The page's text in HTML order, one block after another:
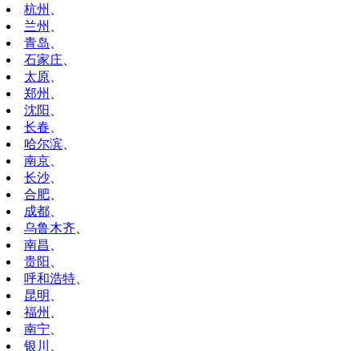
杭州
兰州
青岛
石家庄
太原
郑州
沈阳
长春
哈尔滨
南京
长沙
合肥
成都
乌鲁木齐
南昌
贵阳
呼和浩特
昆明
福州
南宁
银川